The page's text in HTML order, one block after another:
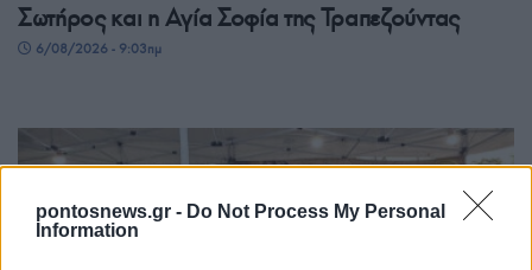
pontosnews.gr - Do Not Process My Personal
Information
Σωτήρος και η Αγία Σοφία της Τραπεζούντας
6/08/2026 - 9:03πμ